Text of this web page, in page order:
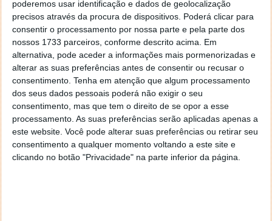
poderemos usar identificação e dados de geolocalização
precisos através da procura de dispositivos. Poderá clicar para
consentir o processamento por nossa parte e pela parte dos
nossos 1733 parceiros, conforme descrito acima. Em
alternativa, pode aceder a informações mais pormenorizadas e
alterar as suas preferências antes de consentir ou recusar o
consentimento. Tenha em atenção que algum processamento
dos seus dados pessoais poderá não exigir o seu
consentimento, mas que tem o direito de se opor a esse
processamento. As suas preferências serão aplicadas apenas a
este website. Você pode alterar suas preferências ou retirar seu
consentimento a qualquer momento voltando a este site e
clicando no botão "Privacidade" na parte inferior da página.
tensão operacional e a nostalgia associadas às
clássicas atrações assombradas.
“Com Scream Operator, quis captar o stress tático e
a nostalgia de gerir uma atração de terror clássica.
Trata-se de um equilíbrio entre eficiência operacional
e terror psicológico. O jogador está a operar uma
máquina complexa onde a segurança dos visitantes,
os tempos de espera e a maximização dos sustos
entram constantemente em conflito”, explica o
criador.